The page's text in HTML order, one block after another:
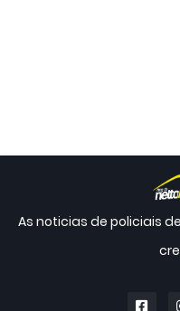
As noticias de policiais